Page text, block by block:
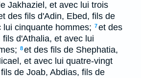
Jakhaziel, et avec lui trois
des fils d'Adin, Ebed, fils de
cinquante hommes; 7et des
d'Athalia, et avec lui
8et des fils de Shephatia,
et avec lui quatre-vingt
de Joab, Abdias, fils de